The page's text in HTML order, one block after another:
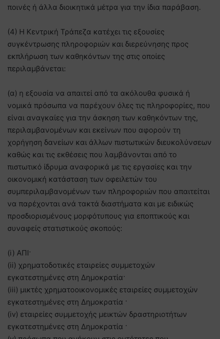
ποινές ή άλλα διοικητικά μέτρα για την ίδια παράβαση.
(4) Η Κεντρική Τράπεζα κατέχει τις εξουσίες
συγκέντρωσης πληροφοριών και διερεύνησης προς
εκπλήρωση των καθηκόντων της στις οποίες
περιλαμβάνεται:
(α) η εξουσία να απαιτεί από τα ακόλουθα φυσικά ή
νομικά πρόσωπα να παρέχουν όλες τις πληροφορίες, που
είναι αναγκαίες για την άσκηση των καθηκόντων της,
περιλαμβανομένων και εκείνων που αφορούν τη
χορήγηση δανείων και άλλων πιστωτικών διευκολύνσεων
καθώς και τις εκθέσεις που λαμβάνονται από το
πιστωτικό ίδρυμα αναφορικά με τις εργασίες και την
οικονομική κατάσταση των οφειλετών του
συμπεριλαμβανομένων των πληροφοριών που απαιτείται
να παρέχονται ανά τακτά διαστήματα και με ειδικώς
προσδιορισμένους μορφότυπους για εποπτικούς και
συναφείς στατιστικούς σκοπούς:
(i) ΑΠΙ·
(ii) χρηματοδοτικές εταιρείες συμμετοχών
εγκατεστημένες στη Δημοκρατία·
(iii) μικτές χρηματοοικονομικές εταιρείες συμμετοχών
εγκατεστημένες στη Δημοκρατία ·
(iv) εταιρείες συμμετοχής μεικτών δραστηριοτήτων
εγκατεστημένες στη Δημοκρατία ·